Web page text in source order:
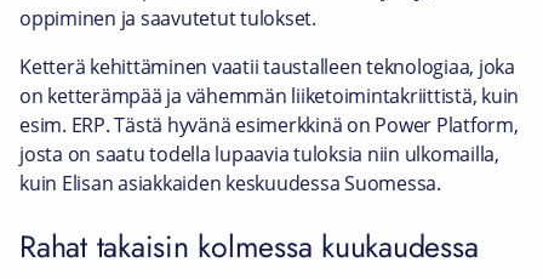
oppiminen ja saavutetut tulokset.
Ketterä kehittäminen vaatii taustalleen teknologiaa, joka
on ketterämpää ja vähemmän liiketoimintakriittistä, kuin
esim. ERP. Tästä hyvänä esimerkkinä on Power Platform,
josta on saatu todella lupaavia tuloksia niin ulkomailla,
kuin Elisan asiakkaiden keskuudessa Suomessa.
Rahat takaisin kolmessa kuukaudessa